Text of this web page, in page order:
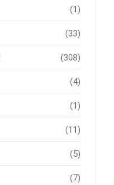
(1)
(33)
(308)
(4)
(1)
(11)
(5)
(7)